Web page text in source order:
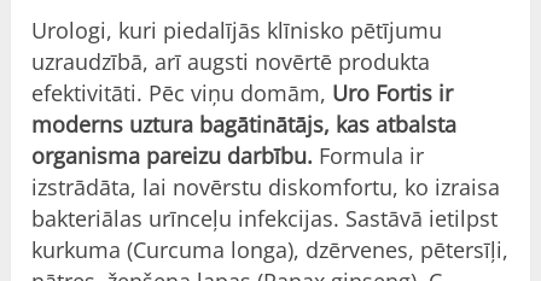
Urologi, kuri piedalījās klīnisko pētījumu
uzraudzībā, arī augsti novērtē produkta
efektivitāti. Pēc viņu domām, Uro Fortis ir
moderns uztura bagātinātājs, kas atbalsta
organisma pareizu darbību. Formula ir
izstrādāta, lai novērstu diskomfortu, ko izraisa
bakteriālas urīnceļu infekcijas. Sastāvā ietilpst
kurkuma (Curcuma longa), dzērvenes, pētersīļi,